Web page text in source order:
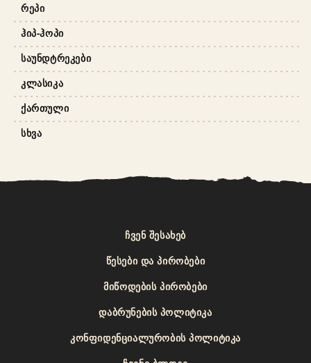
ᲠᲔᲞᲘ
ᲰᲘᲞ-ᲰᲝᲞᲘ
ᲡᲐᲣᲜᲓᲢᲠᲔᲙᲔᲑᲘ
ᲙᲚᲐᲡᲘᲙᲐ
ᲥᲐᲠᲗᲣᲚᲘ
ᲡᲮᲕᲐ
ᲩᲕᲔᲜ ᲨᲔᲡᲐᲮᲔᲑ
ᲬᲔᲡᲔᲑᲘ ᲓᲐ ᲞᲘᲠᲝᲑᲔᲑᲘ
ᲛᲘᲬᲝᲓᲔᲑᲘᲡ ᲞᲘᲠᲝᲑᲔᲑᲘ
ᲓᲐᲑᲠᲣᲜᲔᲑᲘᲡ ᲞᲝᲚᲘᲢᲘᲙᲐ
ᲙᲝᲜᲤᲘᲓᲔᲜᲪᲘᲐᲚᲣᲠᲝᲑᲘᲡ ᲞᲝᲚᲘᲢᲘᲙᲐ